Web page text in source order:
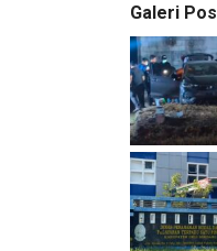
Galeri Pos